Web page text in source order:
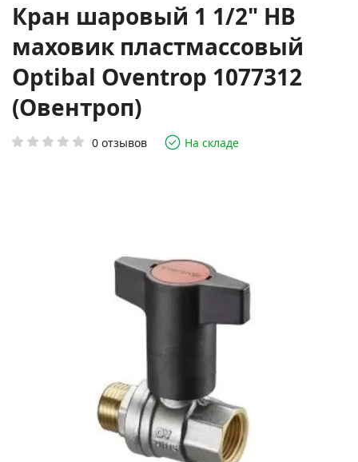
Кран шаровый 1 1/2" НВ
маховик пластмассовый
Optibal Oventrop 1077312
(Овентроп)
0 отзывов На складе